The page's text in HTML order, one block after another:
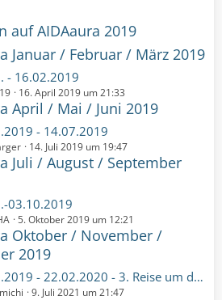
auf AIDAaura 2019
Januar / Februar / März 2019
- 16.02.2019
16. April 2019 um 21:33
April / Mai / Juni 2019
- 14.07.2019
14. Juli 2019 um 19:47
Juli / August / September
03.10.2019
5. Oktober 2019 um 12:21
Oktober / November /
2019
- 22.02.2020 - 3. Reise um die Welt!
9. Juli 2021 um 21:47